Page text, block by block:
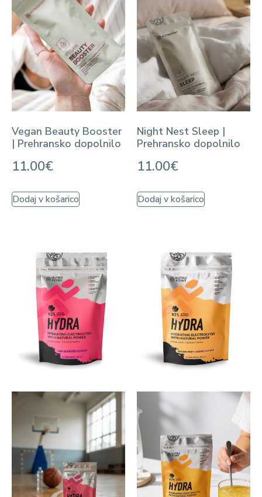
Vegan Beauty Booster
| Prehransko dopolnilo
11.00€
Dodaj v košarico
Night Nest Sleep |
Prehransko dopolnilo
11.00€
Dodaj v košarico